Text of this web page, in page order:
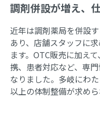
調剤併設が増え、
近年は調剤薬局を併設
あり、店舗スタッフに
ます。OTC販売に加え
携、患者対応など、専
なりました。多岐にわ
以上の体制整備が求めら